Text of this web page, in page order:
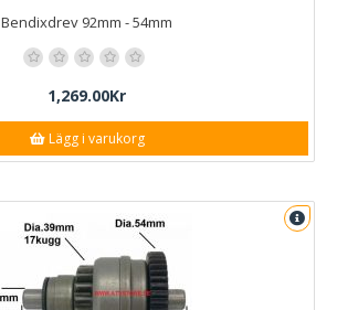
Bendixdrev 92mm - 54mm
1,269.00Kr
Lägg i varukorg